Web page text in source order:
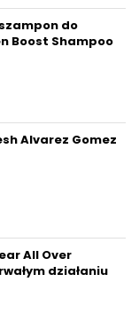
do
Boost Shampoo
Alvarez Gomez
All Over
działaniu